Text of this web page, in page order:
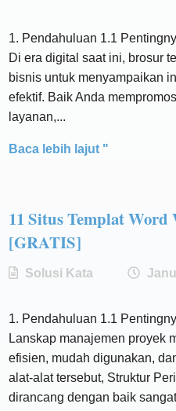
1. Pendahuluan 1.1
Di era digital saat ini, brosur
bisnis untuk menyampaikan
efektif. Baik Anda
layanan,...
Baca lebih lajut "
11 Situs Templat Word
[GRATIS]
Solusi Kata
1. Pendahuluan 1.1
Lanskap manajemen proyek
efisien, mudah digunakan,
alat-alat tersebut, Struktur
dirancang dengan baik